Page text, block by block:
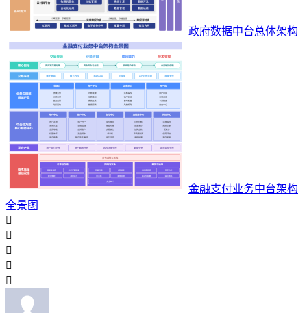
政府数据中台总体架构
金融支付业务中台架构
全景图




